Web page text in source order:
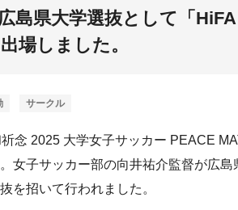
島県大学選抜として「
場しました。
サークル
念 2025 大学女子サッカー PEACE
女子サッカー部の向井祐介監督が広
を招いて行われました。